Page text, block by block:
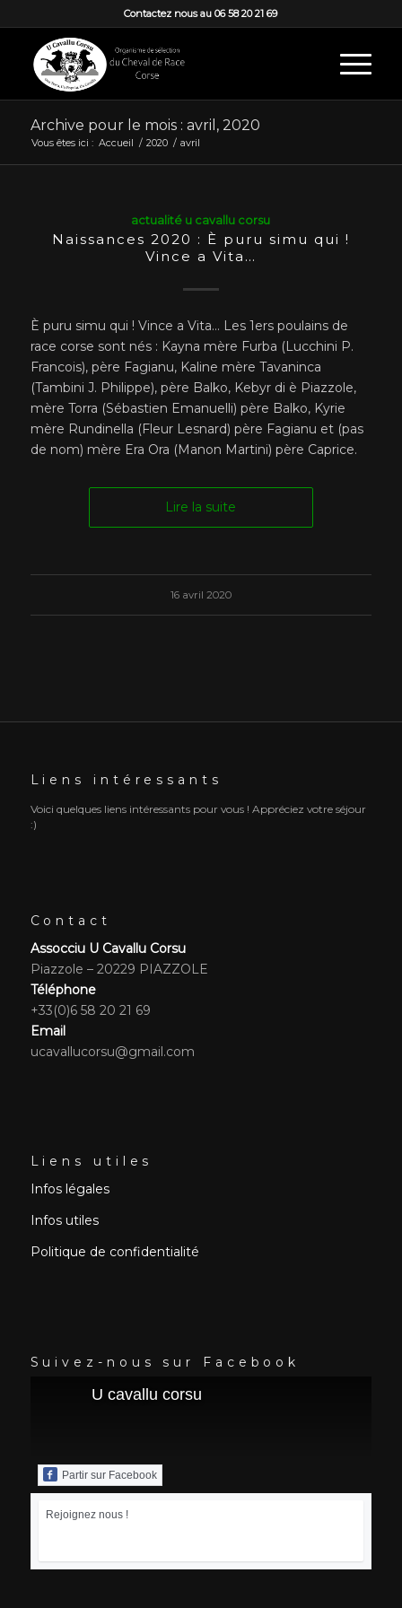
Contactez nous au 06 58 20 21 69
Archive pour le mois : avril, 2020
Vous êtes ici : Accueil / 2020 / avril
actualité u cavallu corsu
Naissances 2020 : È puru simu qui !
Vince a Vita…
È puru simu qui ! Vince a Vita… Les 1ers poulains de
race corse sont nés : Kayna mère Furba (Lucchini P.
Francois), père Fagianu, Kaline mère Tavaninca
(Tambini J. Philippe), père Balko, Kebyr di è Piazzole,
mère Torra (Sébastien Emanuelli) père Balko, Kyrie
mère Rundinella (Fleur Lesnard) père Fagianu et (pas
de nom) mère Era Ora (Manon Martini) père Caprice.
Lire la suite
16 avril 2020
Liens intéressants
Voici quelques liens intéressants pour vous ! Appréciez votre séjour
:)
Contact
Assocciu U Cavallu Corsu
Piazzole – 20229 PIAZZOLE
Téléphone
+33(0)6 58 20 21 69
Email
ucavallucorsu@gmail.com
Liens utiles
Infos légales
Infos utiles
Politique de confidentialité
Suivez-nous sur Facebook
U cavallu corsu
Partir sur Facebook
Rejoignez nous !